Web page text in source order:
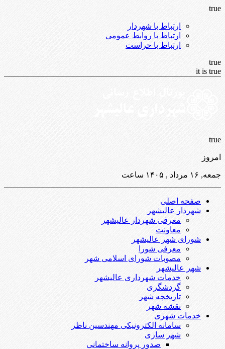
true
ارتباط با شهردار
ارتباط با روابط عمومی
ارتباط با حراست
true
it is true
true
امروز
جمعه, ۱۶ مرداد , ۱۴۰۵ ساعت
صفحه اصلی
شهردار عالیشهر
معرفی شهردار عالیشهر
معاونت
شورای شهر عالیشهر
معرفی شورا
مصوبات شورای اسلامی شهر
شهر عالیشهر
خدمات شهرداری عالیشهر
گردشگری
تاریخچه شهر
نقشه شهر
خدمات شهری
سامانه الکترونیکی مهندسین ناظر
شهر سازی
صدور پروانه ساختمانی